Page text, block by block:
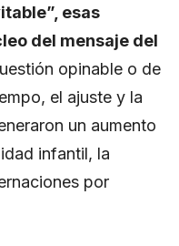
esas
del mensaje del
opinable o de
el ajuste y la
un aumento
infantil, la
por